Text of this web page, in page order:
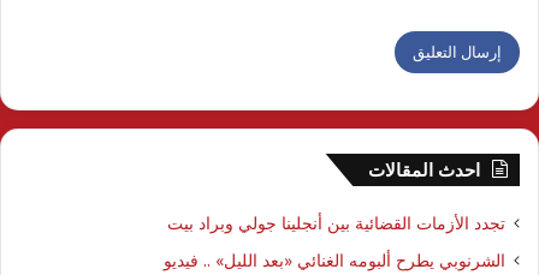
احدث المقالات
تجدد الأزمات القضائية بين أنجلينا جولي وبراد بيت
الشرنوبي يطرح ألبومه الغنائي «بعد الليل» .. فيديو